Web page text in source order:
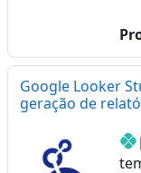
Google Looker
geração de